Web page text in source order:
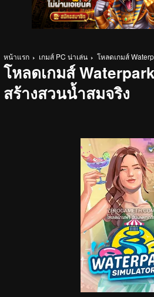
หน้าแรก เกมส์ PC น่าเล่น โหลดเกมส์
โหลดเกมส์
สร้างสวนน้ำสมจริง